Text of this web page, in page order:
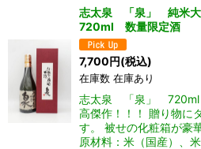
志太泉 「泉」 純米大
720ml 数量限定酒
7,700円(税込)
在庫数 在庫あり
志太泉 「泉」 720ml
高傑作！！！ 贈り物に
す。 被せの化粧箱が豪
原材料：米（国産）、